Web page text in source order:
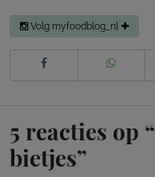
Volg myfoodblog_nl
5 reacties op “
bietjes”